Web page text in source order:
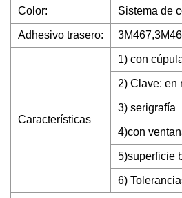
Color: Sistema de
Adhesivo trasero:
Características
1) con
2) Clave: en
3) serigrafía
4)con
5)superficie
6)